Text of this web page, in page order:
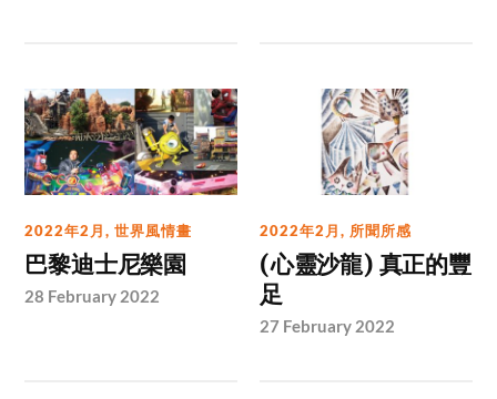
2022年2月,世界風情畫
巴黎迪士尼樂園
28 February 2022
2022年2月, 所聞所感
(心靈沙龍) 真正的豐
足
27 February 2022